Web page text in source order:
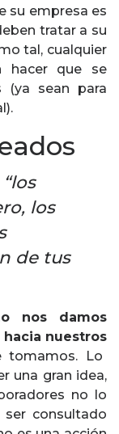
su empresa es
tratar a su
tal, cualquier
hacer que se
(ya sean para
los
de tus
nos damos
nuestros
tomamos. Lo
una gran idea,
no lo
consultado